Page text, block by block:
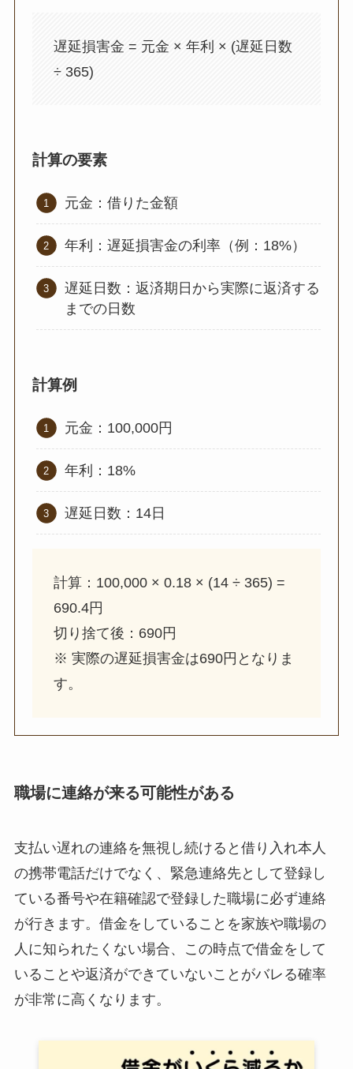
遅延損害金 = 元金 × 年利 × (遅延日数
÷ 365)
計算の要素
元金：借りた金額
年利：遅延損害金の利率（例：18%）
遅延日数：返済期日から実際に返済する
までの日数
計算例
元金：100,000円
年利：18%
遅延日数：14日
計算：100,000 × 0.18 × (14 ÷ 365) =
690.4円
切り捨て後：690円
※ 実際の遅延損害金は690円となりま
す。
職場に連絡が来る可能性がある
支払い遅れの連絡を無視し続けると借り入れ本人
の携帯電話だけでなく、緊急連絡先として登録し
ている番号や在籍確認で登録した職場に必ず連絡
が行きます。借金をしていることを家族や職場の
人に知られたくない場合、この時点で借金をして
いることや返済ができていないことがバレる確率
が非常に高くなります。